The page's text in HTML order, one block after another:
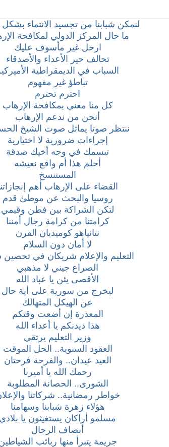
لنمكن شبابنا من تجسيد الانتماء بشكل
ما حال المركز الدولي لمكافحة
ارحل غير مأسوف عليك
تحالف حير الأعداء والأصدقاء
السباب في الديمقراطية
تباطؤ غير مفهوم
احترم تحترم
كل منا معني بمكافحة الإرهاب
أنحن من ندعم الإرهاب
ننتظر صوتا يماثل صوت الشيخ
إجراءات ضرورية لا اختيارية
تبسمك في وجه أخيك صدقة
أحلم هذا أم واقع نعيشه
المستنسخ
القضاء على الإرهاب أهم
روسيا والبحث عن موطئ قدم
لتكن الشراكة بين فطن وقيمي
كرامتنا من كرامة رجال أمننا
نتانياهو كوميديان القرن
لا أمان دون السلام
التعليم والإعلام شريكان في تحصين
الصراع جيني لا مذهبي
الأقصى يئن يا عباد الله
ليخرج من سورية على أية حال
عن الهيكل المتهالك
المعذرة إن أضعت وقتكم
هذا ديدنكم يا أعداء الله
وزير التعليم يرتقي
العقود السنوية.. الحل الموقت
العيد عيدان.. والفرحة فرحتان
رحمك الله يا أميرنا
الشورى.. الحصانة المطلوبة
خواطر رمضانية.. شركاتنا
هؤلاء زهرة شبابنا وسهامنا
مسلمو أراكان يستغيثون يا بلادي
أنصاف الرجال
جريمة يتبرأ منها ربائب